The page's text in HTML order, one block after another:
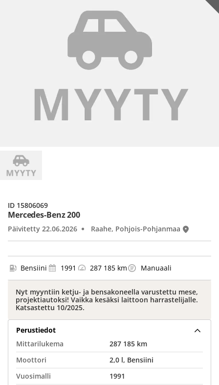
Mercedes-Benz 200
Päivitetty 22.06.2026 Raahe, Pohjois-Pohjanmaa
ID 15806069
Bensiini 1991 287 185 km Manuaali
Nyt myyntiin ketju- ja bensakoneella varustettu mese,
projektiautoksi! Vaikka kesäksi laittoon harrastelijalle.
Katsastettu 10/2025.
Perustiedot
Mittarilukema
287 185 km
Moottori
2,0 l, Bensiini
Vuosimalli
1991